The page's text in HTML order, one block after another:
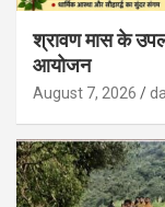
श्रावण मास के
आयोजन
August 7, 2026